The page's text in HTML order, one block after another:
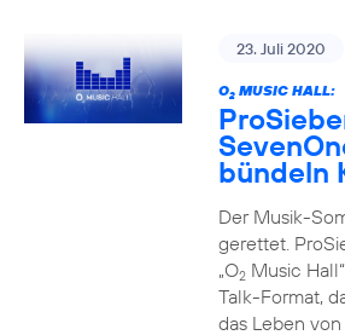
23. Juli 2020
O2MUSIC HALL:
bündeln
Der Musik-
gerettet.
„O2Music
Talk-Format,
das Leben